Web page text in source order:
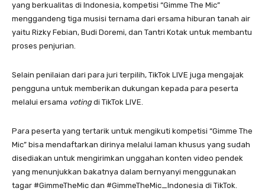
yang berkualitas di Indonesia, kompetisi “Gimme The Mic”
menggandeng tiga musisi ternama dari ersama hiburan tanah air
yaitu Rizky Febian, Budi Doremi, dan Tantri Kotak untuk membantu
proses penjurian.
Selain penilaian dari para juri terpilih, TikTok LIVE juga mengajak
pengguna untuk memberikan dukungan kepada para peserta
melalui ersama votingdi TikTok LIVE.
Para peserta yang tertarik untuk mengikuti kompetisi “Gimme The
Mic” bisa mendaftarkan dirinya melalui laman khusus yang sudah
disediakan untuk mengirimkan unggahan konten video pendek
yang menunjukkan bakatnya dalam bernyanyi menggunakan
tagar #GimmeTheMic dan #GimmeTheMic_Indonesia di TikTok.